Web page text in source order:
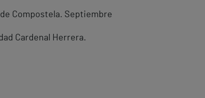
Compostela. Septiembre
Cardenal Herrera.